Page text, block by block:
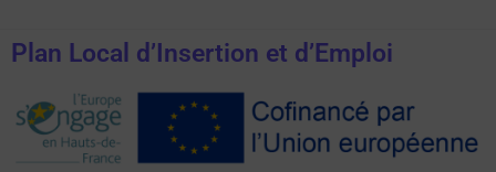
Plan Local d’Insertion et d’Emploi